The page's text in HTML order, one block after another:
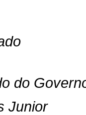
do
Junior